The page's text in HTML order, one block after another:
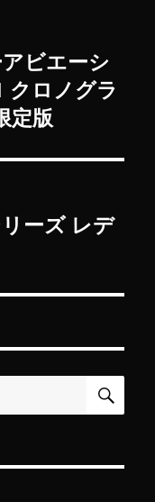
ビエーシ
クロノグラ
定版
ーズ レデ
検